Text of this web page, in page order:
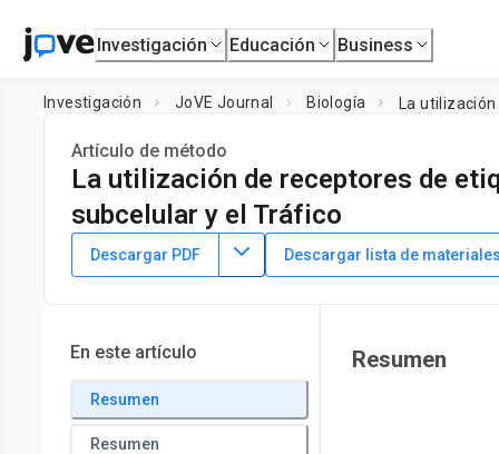
Investigación Educación Business
Investigación JoVE Journal Biología La
Artículo de método
La utilización de receptores de
subcelular y el Tráfico
DOI: 10.3791/55466 ⸱ 16 de marzo de 2017
Ashley M. Fox-Loe1,Brandon J. Henderson2,Christopher
Descargar PDF Descargar lista de
En este artículo
Resumen
Resumen
Resumen